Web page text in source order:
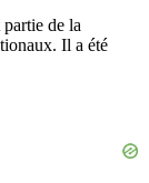
de la
Il a été